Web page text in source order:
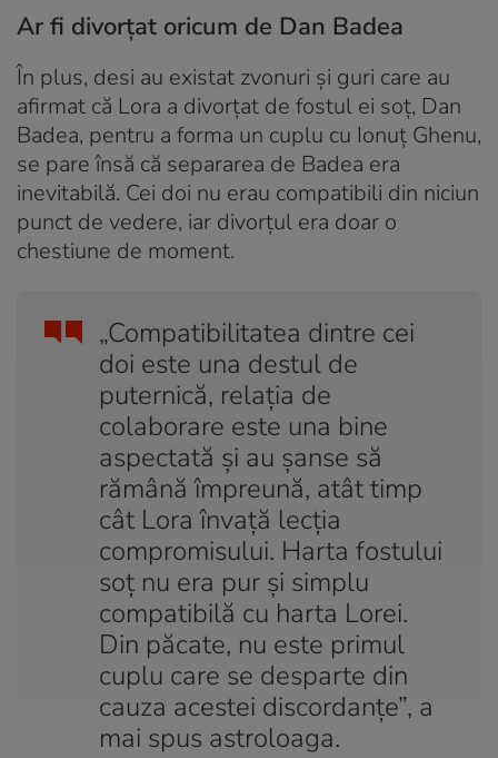
Ar fi divorțat oricum de Dan Badea
În plus, desi au existat zvonuri și guri care au
afirmat că Lora a divorțat de fostul ei soț, Dan
Badea, pentru a forma un cuplu cu Ionuț Ghenu,
se pare însă că separarea de Badea era
inevitabilă. Cei doi nu erau compatibili din niciun
punct de vedere, iar divorțul era doar o
chestiune de moment.
„Compatibilitatea dintre cei
doi este una destul de
puternică, relația de
colaborare este una bine
aspectată și au șanse să
rămână împreună, atât timp
cât Lora învață lecția
compromisului. Harta fostului
soț nu era pur și simplu
compatibilă cu harta Lorei.
Din păcate, nu este primul
cuplu care se desparte din
cauza acestei discordanțe”, a
mai spus astroloaga.